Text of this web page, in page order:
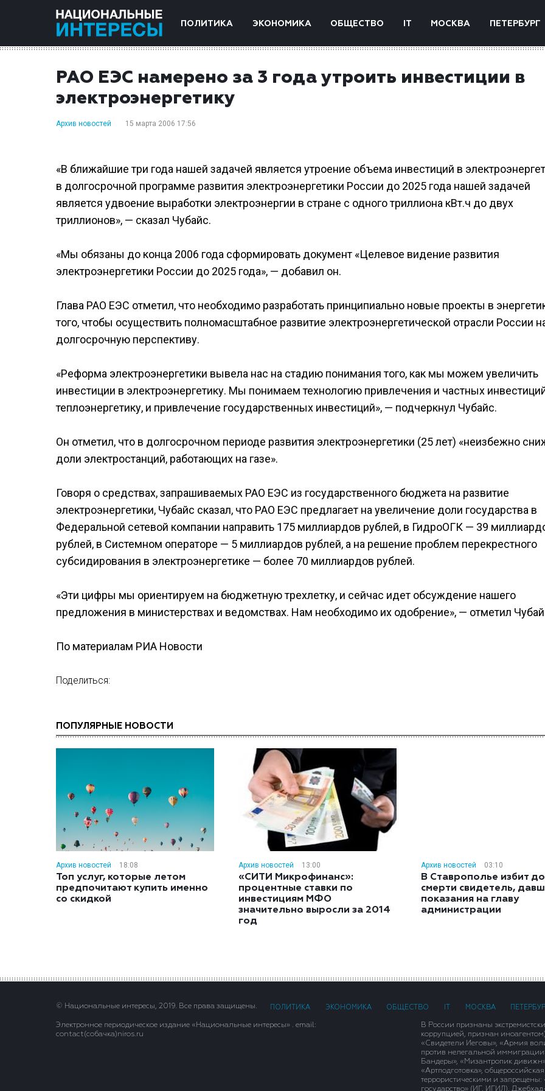
ПОЛИТИКА ЭКОНОМИКА ОБЩЕСТВО IT МОСКВА ПЕТЕРБУРГ
РАО ЕЭС намерено за 3 года утроить инвестиции в
электроэнергетику
Архив новостей 15 марта 2006 17:56
«В ближайшие три года нашей задачей является утроение объема инвестиций в
в долгосрочной программе развития электроэнергетики России до 2025 года нашей задачей
является удвоение выработки электроэнергии в стране с одного триллиона кВт.ч до двух
триллионов», — сказал Чубайс.
«Мы обязаны до конца 2006 года сформировать документ «Целевое видение развития
электроэнергетики России до 2025 года», — добавил он.
Глава РАО ЕЭС отметил, что необходимо разработать принципиально новые проекты в
того, чтобы осуществить полномасштабное развитие электроэнергетической отрасли России
долгосрочную перспективу.
«Реформа электроэнергетики вывела нас на стадию понимания того, как мы можем увеличить
инвестиции в электроэнергетику. Мы понимаем технологию привлечения и частных
теплоэнергетику, и привлечение государственных инвестиций», — подчеркнул Чубайс.
Он отметил, что в долгосрочном периоде развития электроэнергетики (25 лет) «неизбежно
доли электростанций, работающих на газе».
Говоря о средствах, запрашиваемых РАО ЕЭС из государственного бюджета на развитие
электроэнергетики, Чубайс сказал, что РАО ЕЭС предлагает на увеличение доли государства в
Федеральной сетевой компании направить 175 миллиардов рублей, в ГидроОГК — 39
рублей, в Системном операторе — 5 миллиардов рублей, а на решение проблем перекрестного
субсидирования в электроэнергетике — более 70 миллиардов рублей.
«Эти цифры мы ориентируем на бюджетную трехлетку, и сейчас идет обсуждение нашего
предложения в министерствах и ведомствах. Нам необходимо их одобрение», — отметил
По материалам РИА Новости
Поделиться:
ПОПУЛЯРНЫЕ НОВОСТИ
Архив новостей 18:08
Топ услуг, которые летом
предпочитают купить именно
со скидкой
Архив новостей 13:00
«СИТИ Микрофинанс»:
процентные ставки по
инвестициям МФО
значительно выросли за 2014
год
Архив новостей 03:10
В Ставрополье избит до
смерти свидетель,
показания на главу
администрации
© Национальные интересы, 2019. Все права защищены. ПОЛИТИКА ЭКОНОМИКА ОБЩЕСТВО МОСКВА
Электронное периодическое издание «Национальные интересы» . email:
contact(сoбaчка)niros.ru
В России признаны
коррупцией, признан
«Свидетели Иеговы», «Армия
против нелегальной
Бандеры», «Мизантропик
«Артподготовка»,
террористическими и
государство» (ИГ, ИГИЛ),